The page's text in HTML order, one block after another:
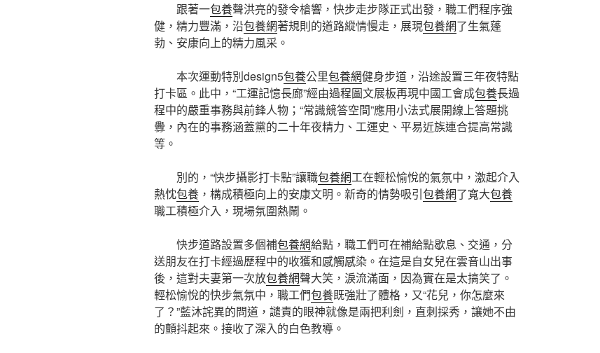
跟著一包養聲洪亮的發令槍響，快步走步隊正式出發，職工們程序強
健，精力豐滿，沿包養網著規則的道路縱情慢走，展現包養網了生氣蓬
勃、安康向上的精力風采。
本次運動特別design5包養公里包養網健身步道，沿途設置三年夜特點
打卡區。此中，“工運記憶長廊”經由過程圖文展板再現中國工會成包養長過
程中的嚴重事務與前鋒人物；“常識競答空間”應用小法式展開線上答題挑
釁，內在的事務涵蓋黨的二十年夜精力、工運史、平易近族連合提高常識
等。
別的，“快步攝影打卡點”讓職包養網工在輕松愉悅的氣氛中，激起介入
熱忱包養 ，構成積極向上的安康文明。新奇的情勢吸引包養網了寬大包養
職工積極介入，現場氛圍熱鬧。
快步道路設置多個補包養網給點，職工們可在補給點歇息、交通，分
送朋友在打卡經過歷程中的收獲和感觸感染。在這是自女兒在雲音山出事
後，這對夫妻第一次放包養網聲大笑，淚流滿面，因為實在是太搞笑了。
輕松愉悅的快步氣氛中，職工們包養既強壯了體格，又“花兒，你怎麼來
了？”藍沐詫異的問道，譴責的眼神就像是兩把利劍，直刺採秀，讓她不由
的顫抖起來。接收了深入的白色教導。